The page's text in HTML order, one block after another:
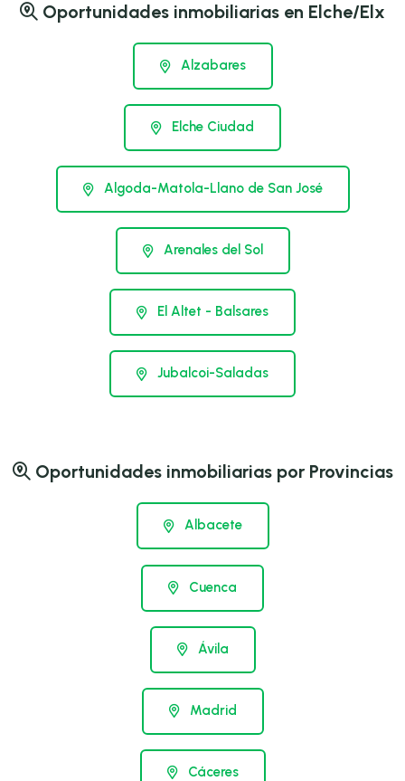
Oportunidades inmobiliarias en Elche/Elx
Alzabares
Elche Ciudad
Algoda-Matola-Llano de San José
Arenales del Sol
El Altet - Balsares
Jubalcoi-Saladas
Oportunidades inmobiliarias por Provincias
Albacete
Cuenca
Ávila
Madrid
Cáceres